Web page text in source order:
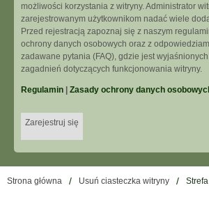
możliwości korzystania z witryny. Administrator
zarejestrowanym użytkownikom nadać wiele
Przed rejestracją zapoznaj się z naszym
ochrony danych osobowych oraz z
zadawane pytania (FAQ), gdzie jest
zagadnień dotyczących funkcjonowania witryny.
Regulamin Zasady ochrony danych
Zarejestruj się
Strona główna Usuń ciasteczka witryny